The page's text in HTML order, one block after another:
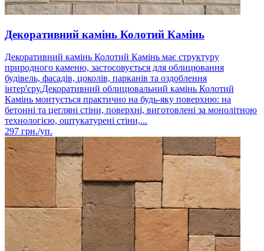
Декоративний камінь Колотий Камінь
Декоративний камінь Колотий Камінь має структуру
природного каменю, застосовується для облицювання
будівель, фасадів, цоколів, парканів та оздоблення
інтер'єру.Декоративний облицювальний камінь Колотий
Камінь монтується практично на будь-яку поверхню: на
бетонні та цегляні стіни, поверхні, виготовлені за монолітною
технологією, оштукатурені стіни,...
297 грн./уп.